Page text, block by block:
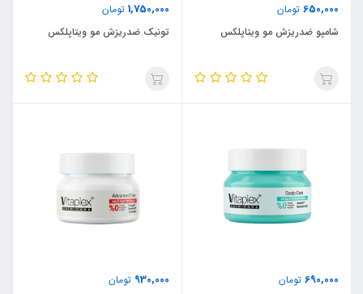
650,000 تومان
شامپو ضدریزش مو ویتاپلکس
1,750,000 تومان
تونیک ضدریزش مو ویتاپلکس
690,000 تومان
930,000 تومان